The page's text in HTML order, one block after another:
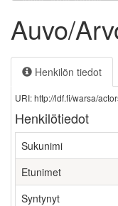
Auvo/
Henkilön tiedot
URI: http://ldf.fi/warsa/
Henkilötiedot
Sukunimi
Etunimet
Syntynyt